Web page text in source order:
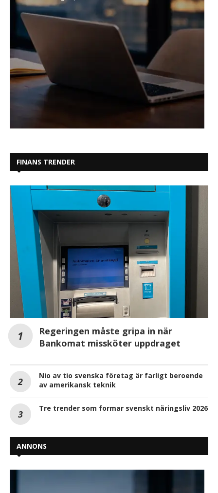
FINANS TRENDER
Regeringen måste gripa in när
Bankomat missköter uppdraget
Nio av tio svenska företag är farligt beroende
av amerikansk teknik
Tre trender som formar svenskt näringsliv 2026
ANNONS